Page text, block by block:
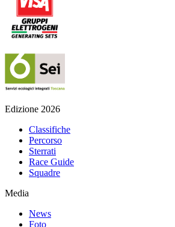
Edizione 2026
Classifiche
Percorso
Sterrati
Race Guide
Squadre
Media
News
Foto